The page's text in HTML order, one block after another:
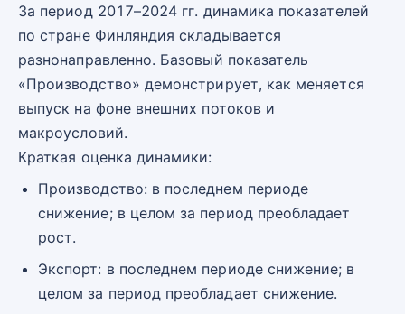
За период 2017–2024 гг. динамика показателей
по стране Финляндия складывается
разнонаправленно. Базовый показатель
«Производство» демонстрирует, как меняется
выпуск на фоне внешних потоков и
макроусловий.
Краткая оценка динамики:
Производство: в последнем периоде
снижение; в целом за период преобладает
рост.
Экспорт: в последнем периоде снижение; в
целом за период преобладает снижение.